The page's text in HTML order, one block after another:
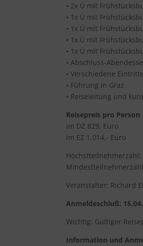
• 2x Ü mit
• 1x Ü mit
• 1x Ü mit
• 1x Ü mit
• 1x Ü mit
• Abschluss-
• Verschiedene
• Führung in Graz
• Reiseleitung und
Reisepreis pro Person
im DZ 829, Euro
im EZ 1.014,- Euro
Höchstteilnehmerzahl:
Veranstalter: Richard
Anmeldeschluß:
Wichtig: Gültiger
Information und